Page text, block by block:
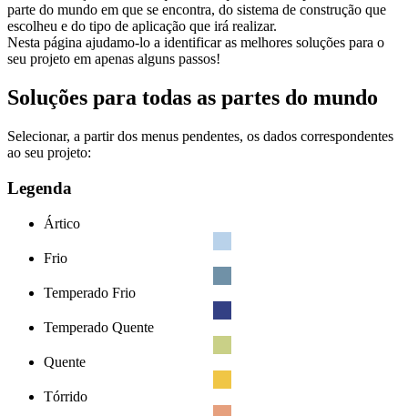
parte do mundo em que se encontra, do sistema de construção que
escolheu e do tipo de aplicação que irá realizar.
Nesta página ajudamo-lo a identificar as melhores soluções para o
seu projeto em apenas alguns passos!
Soluções para todas as partes do mundo
Selecionar, a partir dos menus pendentes, os dados correspondentes
ao seu projeto:
Legenda
Ártico
Frio
Temperado Frio
Temperado Quente
Quente
Tórrido